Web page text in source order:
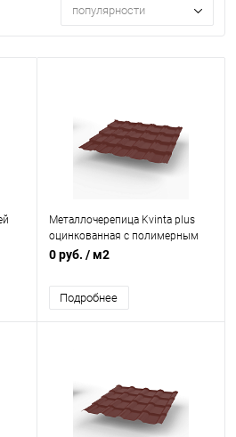
популярности
Металлочерепица Kvinta plus
оцинкованная с полимерным
покрытием 0,45х1210мм RAL
0 руб. / м2
Подробнее